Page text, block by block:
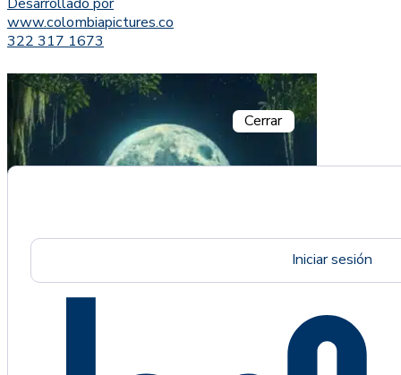
www.colombiapictures.co
322 317 1673
Cerrar
Iniciar sesión